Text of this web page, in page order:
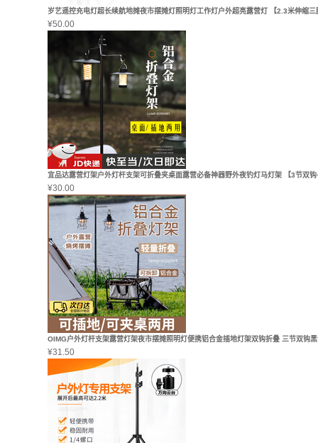
岁艺遥控充电灯超长续航地摊夜市摆摊灯照明灯工作灯户外超亮露营灯 【2.3米伸缩三
¥50.00
宜品达露营灯架户外灯杆支架可折叠夹桌面露营必备神器野外夜钓灯马灯架 【3节双钩
¥30.00
OIMG户外灯杆支架露营灯架夜市摆摊照明灯便携铝合金插地灯架双钩折叠 三节双钩
¥31.50